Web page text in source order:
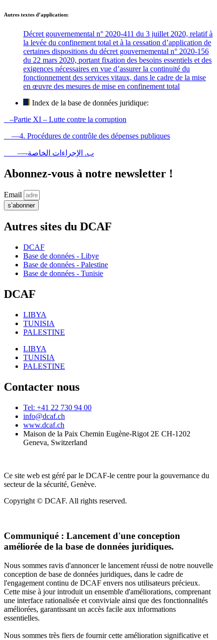
Autres textes d’application:
Décret gouvernemental n° 2020-411 du 3 juillet 2020, relatif à
la levée du confinement total et à la cessation d’application de
certaines dispositions du décret gouvernemental n° 2020-156
du 22 mars 2020, portant fixation des besoins essentiels et des
exigences nécessaires en vue d’assurer la continuité du
fonctionnement des services vitaux, dans le cadre de la mise
en œuvre des mesures de mise en confinement total
Index de la base de données juridique:
–Partie XI – Lutte contre la corruption
—4. Procédures de contrôle des dépenses publiques
—-ب. الإجراءات الخاصة
Abonnez-vous à notre newsletter !
Email
s’abonner
Autres sites du DCAF
DCAF
Base de données - Libye
Base de données - Palestine
Base de données - Tunisie
DCAF
LIBYA
TUNISIA
PALESTINE
LIBYA
TUNISIA
PALESTINE
Contacter nous
Tel: +41 22 730 94 00
info@dcaf.ch
www.dcaf.ch
Maison de la Paix Chemin Eugène-Rigot 2E CH-1202
Geneva, Switzerland
Ce site web est géré par le DCAF-le centre pour la gouvernance du
secteur de la sécurité, Genève.
Copyright © DCAF. All rights reserved.
Communiqué : Lancement d'une conception
améliorée de la base de données juridiques.
Nous sommes ravis d'annoncer le lancement réussi de notre nouvelle
conception de base de données juridiques, dans le cadre de
l'engagement continu de DCAF envers nos utilisateurs précieux.
Cette mise à jour introduit un ensemble d'améliorations, comprenant
une interface rationalisée et conviviale ainsi que des fonctionnalités
améliorées, garantissant un accès facile aux informations
essentielles.
Nous sommes très fiers de fournir cette amélioration significative et